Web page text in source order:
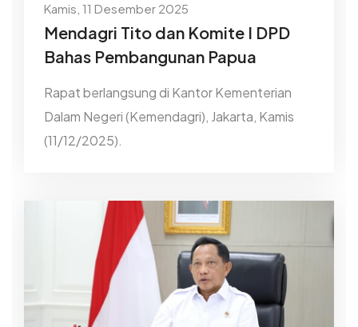
Kamis, 11 Desember 2025
Mendagri Tito dan Komite I DPD
Bahas Pembangunan Papua
Rapat berlangsung di Kantor Kementerian
Dalam Negeri (Kemendagri), Jakarta, Kamis
(11/12/2025).